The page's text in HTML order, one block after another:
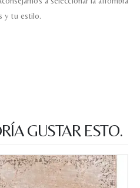
y tu estilo.
GUSTAR ESTO.